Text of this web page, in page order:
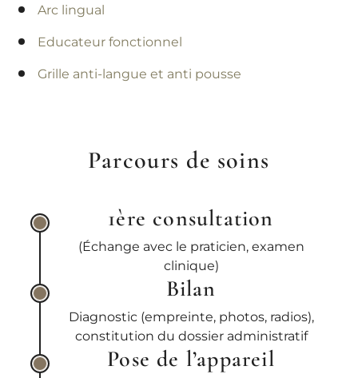
Arc lingual
Educateur fonctionnel
Grille anti-langue et anti pousse
Parcours de soins
1ère consultation
(Échange avec le praticien, examen
clinique)
Bilan
Diagnostic (empreinte, photos, radios),
constitution du dossier administratif
Pose de l’appareil